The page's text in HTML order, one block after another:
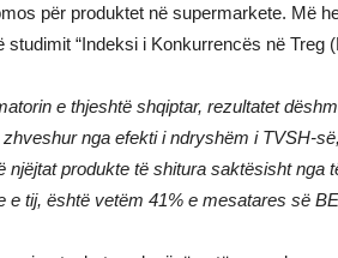
për produktet në supermarkete. Më
studimit “Indeksi i Konkurrencës në Treg
e thjeshtë shqiptar, rezultatet
zhveshur nga efekti i ndryshëm i TVSH-
njëjtat produkte të shitura saktësisht nga
e tij, është vetëm 41% e mesatares së